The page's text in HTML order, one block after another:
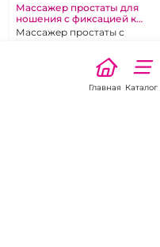
Массажер простаты для
ношения с фиксацией к
члену
Массажер простаты с
мошонку, стимулятор для
двойного проникновения,
перезаряжаемыйГлавная Каталог